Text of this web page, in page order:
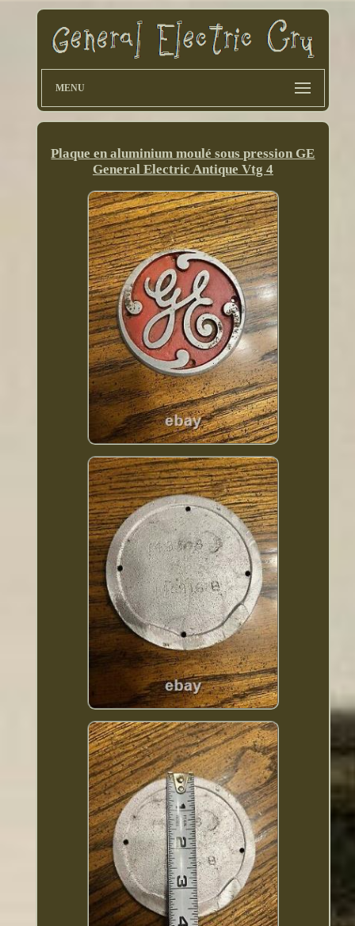
MENU
Plaque en aluminium moulé sous pression GE
General Electric Antique Vtg 4